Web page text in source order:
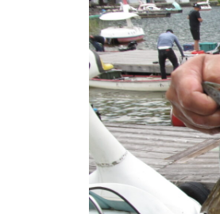
ク
ボ
ー
ド